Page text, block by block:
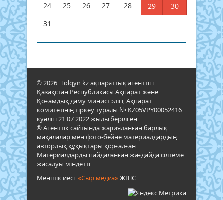
24
25 26 27 28 29
30
31
© 2026. Tolqyn.kz ақпараттық агенттігі.
Қазақстан Республикасы Ақпарат және
Қоғамдық даму министрлігі, Ақпарат
комитетінің тіркеу туралы № KZ05VPY00052416
куәлігі 21.07.2022 жылы берілген.
® Агенттік сайтында жарияланған барлық
мақалалар мен фото-бейне материалдардың
авторлық құқықтары қорғалған.
Материалдарды пайдаланған жағдайда сілтеме
жасалуы міндетті.
Меншік иесі:«Сыр медиа»ЖШС.